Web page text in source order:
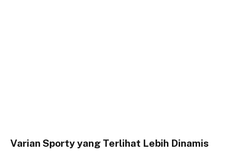
Varian Sporty yang Terlihat Lebih Dinamis